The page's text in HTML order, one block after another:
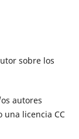
sobre los
autores
licencia CC